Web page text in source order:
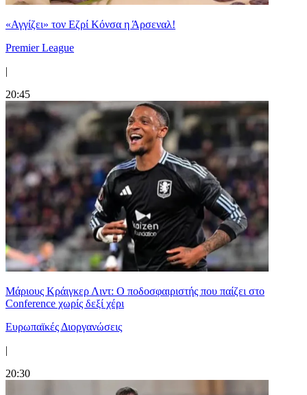
«Αγγίζει» τον Εζρί Κόνσα η Άρσεναλ!
Premier League
|
20:45
Μάριους Κράιγκερ Λιντ: Ο ποδοσφαιριστής που παίζει στο
Conference χωρίς δεξί χέρι
Ευρωπαϊκές Διοργανώσεις
|
20:30